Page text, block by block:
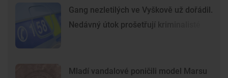
Gang nezletilých ve Vyškově už dořádil.
Nedávný útok prošetřují kriminalisté
Mladí vandalové poničili model Marsu